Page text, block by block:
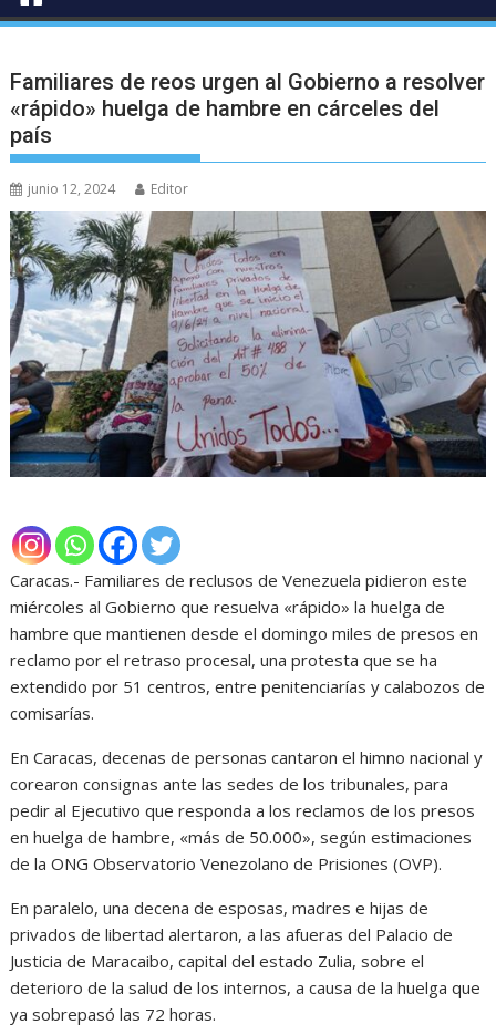
Familiares de reos urgen al Gobierno a resolver
«rápido» huelga de hambre en cárceles del
país
junio 12, 2024 Editor
Caracas.- Familiares de reclusos de Venezuela pidieron este
miércoles al Gobierno que resuelva «rápido» la huelga de
hambre que mantienen desde el domingo miles de presos en
reclamo por el retraso procesal, una protesta que se ha
extendido por 51 centros, entre penitenciarías y calabozos de
comisarías.
En Caracas, decenas de personas cantaron el himno nacional y
corearon consignas ante las sedes de los tribunales, para
pedir al Ejecutivo que responda a los reclamos de los presos
en huelga de hambre, «más de 50.000», según estimaciones
de la ONG Observatorio Venezolano de Prisiones (OVP).
En paralelo, una decena de esposas, madres e hijas de
privados de libertad alertaron, a las afueras del Palacio de
Justicia de Maracaibo, capital del estado Zulia, sobre el
deterioro de la salud de los internos, a causa de la huelga que
ya sobrepasó las 72 horas.